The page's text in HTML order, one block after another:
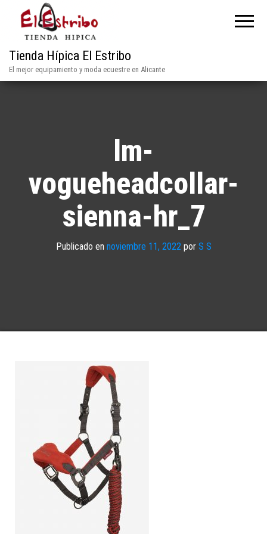
Tienda Hípica El Estribo
El mejor equipamiento y moda ecuestre en Alicante
lm-
vogueheadcollar-
sienna-hr_7
Publicado en noviembre 11, 2022 por S S